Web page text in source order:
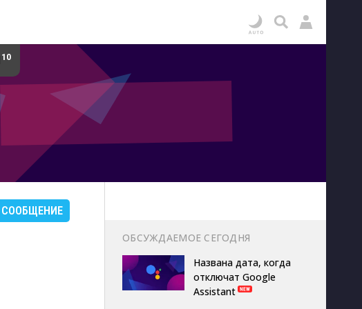
10
СООБЩЕНИЕ
ОБСУЖДАЕМОЕ СЕГОДНЯ
Названа дата, когда
отключат Google
Assistant